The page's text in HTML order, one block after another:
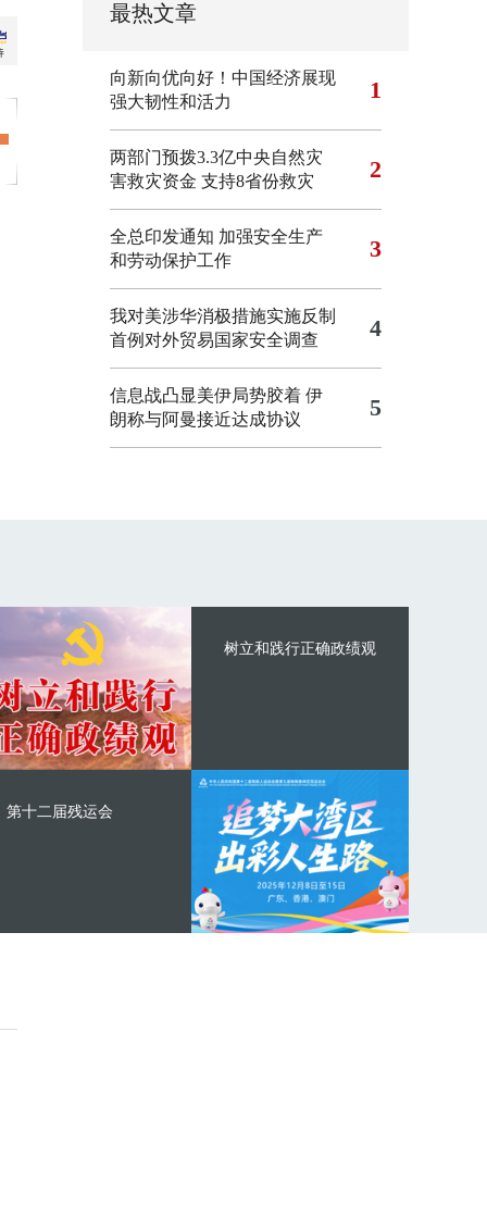
最热文章
向新向优向好！中国经济展现
强大韧性和活力
1
两部门预拨3.3亿中央自然灾
害救灾资金 支持8省份救灾
2
全总印发通知 加强安全生产
和劳动保护工作
3
我对美涉华消极措施实施反制
首例对外贸易国家安全调查
4
信息战凸显美伊局势胶着 伊
朗称与阿曼接近达成协议
5
树立和践行正确政绩观
第十二届残运会